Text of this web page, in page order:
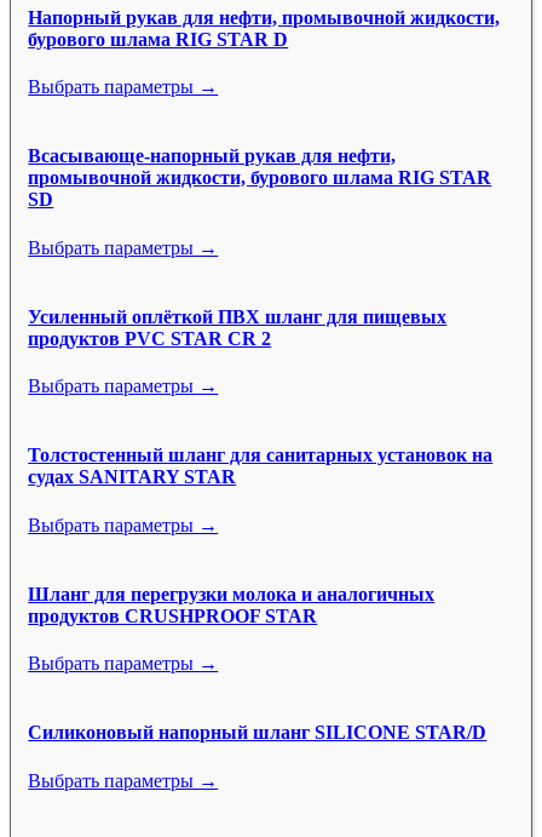
Напорный рукав для нефти, промывочной жидкости,
бурового шлама RIG STAR D
Выбрать параметры →
Всасывающе-напорный рукав для нефти,
промывочной жидкости, бурового шлама RIG STAR
SD
Выбрать параметры →
Усиленный оплёткой ПВХ шланг для пищевых
продуктов PVC STAR CR 2
Выбрать параметры →
Толстостенный шланг для санитарных установок на
судах SANITARY STAR
Выбрать параметры →
Шланг для перегрузки молока и аналогичных
продуктов CRUSHPROOF STAR
Выбрать параметры →
Силиконовый напорный шланг SILICONE STAR/D
Выбрать параметры →